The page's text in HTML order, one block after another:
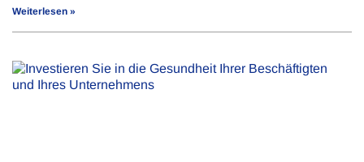
Weiterlesen »